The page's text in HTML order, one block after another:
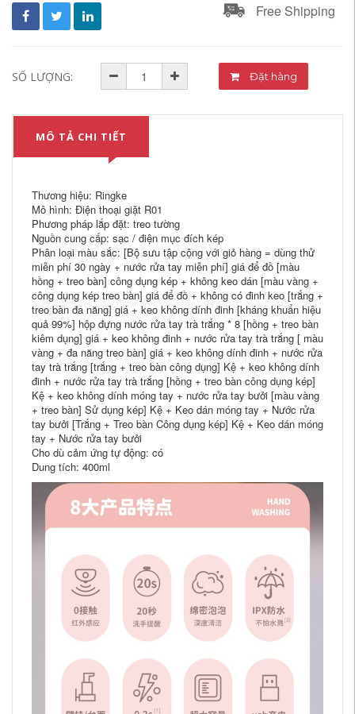
Free Shipping
SỐ LƯỢNG: Đặt hàng
MÔ TẢ CHI TIẾT
Thương hiệu: Ringke
Mô hình: Điện thoại giặt R01
Phương pháp lắp đặt: treo tường
Nguồn cung cấp: sạc / điện mục đích kép
Phân loại màu sắc: [Bộ sưu tập cộng với giỏ hàng = dùng thử
miễn phí 30 ngày + nước rửa tay miễn phí] giá để đồ [màu
hồng + treo bàn] công dụng kép + không keo dán [màu vàng +
công dụng kép treo bàn] giá để đồ + không có đinh keo [trắng +
treo bàn đa năng] giá + keo không dính đinh [kháng khuẩn hiệu
quả 99%] hộp đựng nước rửa tay trà trắng * 8 [hồng + treo bàn
kiêm dụng] giá + keo không đinh + nước rửa tay trà trắng [ màu
vàng + đa năng treo bàn] giá + keo không dính đinh + nước rửa
tay trà trắng [trắng + treo bàn công dụng] Kệ + keo không dính
đinh + nước rửa tay trà trắng [hồng + treo bàn công dụng kép]
Kệ + keo không dính móng tay + nước rửa tay bưởi [màu vàng
+ treo bàn] Sử dụng kép] Kệ + Keo dán móng tay + Nước rửa
tay bưởi [Trắng + Treo bàn Công dụng kép] Kệ + Keo dán móng
tay + Nước rửa tay bưởi
Cho dù cảm ứng tự động: có
Dung tích: 400ml